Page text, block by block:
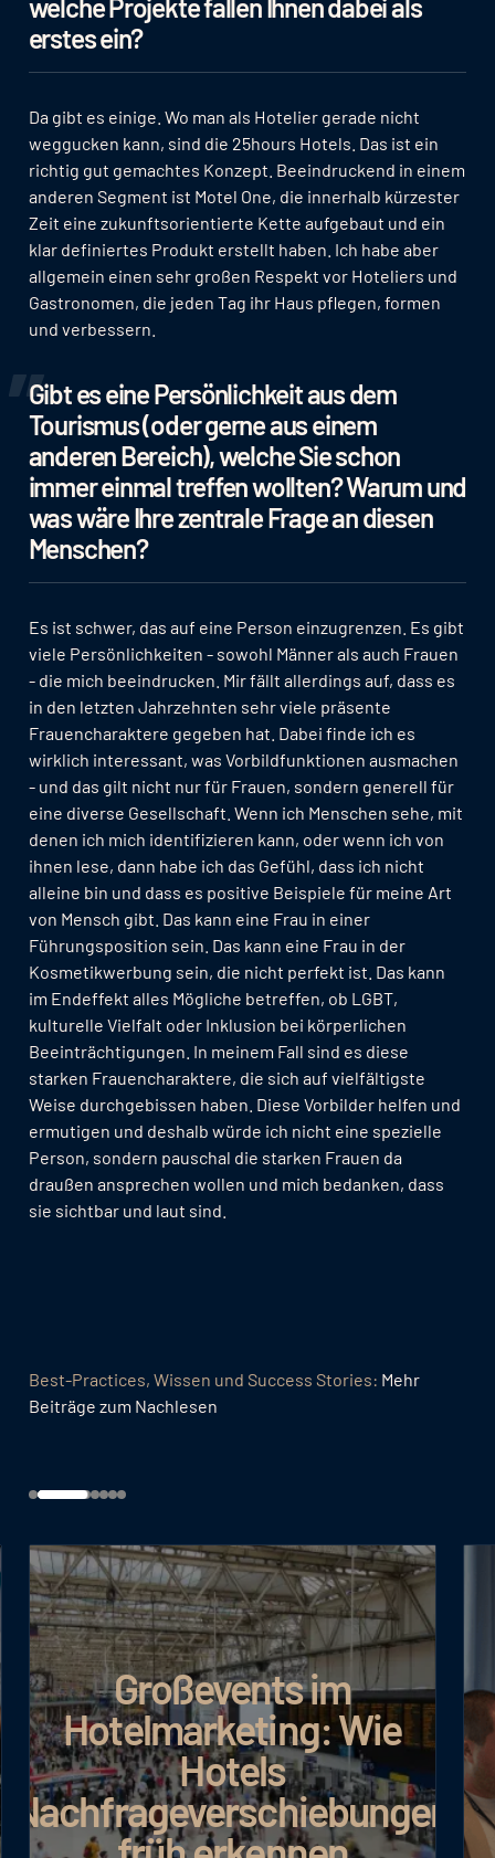
welche Projekte fallen Ihnen dabei als
erstes ein?
Da gibt es einige. Wo man als Hotelier gerade nicht
weggucken kann, sind die 25hours Hotels. Das ist ein
richtig gut gemachtes Konzept. Beeindruckend in einem
anderen Segment ist Motel One, die innerhalb kürzester
Zeit eine zukunftsorientierte Kette aufgebaut und ein
klar definiertes Produkt erstellt haben. Ich habe aber
allgemein einen sehr großen Respekt vor Hoteliers und
Gastronomen, die jeden Tag ihr Haus pflegen, formen
und verbessern.
Gibt es eine Persönlichkeit aus dem
Tourismus (oder gerne aus einem
anderen Bereich), welche Sie schon
immer einmal treffen wollten? Warum und
was wäre Ihre zentrale Frage an diesen
Menschen?
Es ist schwer, das auf eine Person einzugrenzen. Es gibt
viele Persönlichkeiten - sowohl Männer als auch Frauen
- die mich beeindrucken. Mir fällt allerdings auf, dass es
in den letzten Jahrzehnten sehr viele präsente
Frauencharaktere gegeben hat. Dabei finde ich es
wirklich interessant, was Vorbildfunktionen ausmachen
- und das gilt nicht nur für Frauen, sondern generell für
eine diverse Gesellschaft. Wenn ich Menschen sehe, mit
denen ich mich identifizieren kann, oder wenn ich von
ihnen lese, dann habe ich das Gefühl, dass ich nicht
alleine bin und dass es positive Beispiele für meine Art
von Mensch gibt. Das kann eine Frau in einer
Führungsposition sein. Das kann eine Frau in der
Kosmetikwerbung sein, die nicht perfekt ist. Das kann
im Endeffekt alles Mögliche betreffen, ob LGBT,
kulturelle Vielfalt oder Inklusion bei körperlichen
Beeinträchtigungen. In meinem Fall sind es diese
starken Frauencharaktere, die sich auf vielfältigste
Weise durchgebissen haben. Diese Vorbilder helfen und
ermutigen und deshalb würde ich nicht eine spezielle
Person, sondern pauschal die starken Frauen da
draußen ansprechen wollen und mich bedanken, dass
sie sichtbar und laut sind.
Best-Practices, Wissen und Success Stories: Mehr
Beiträge zum Nachlesen
Google AI Max: Mehr
Umsatz bei
effizienterem
Budgeteinsatz